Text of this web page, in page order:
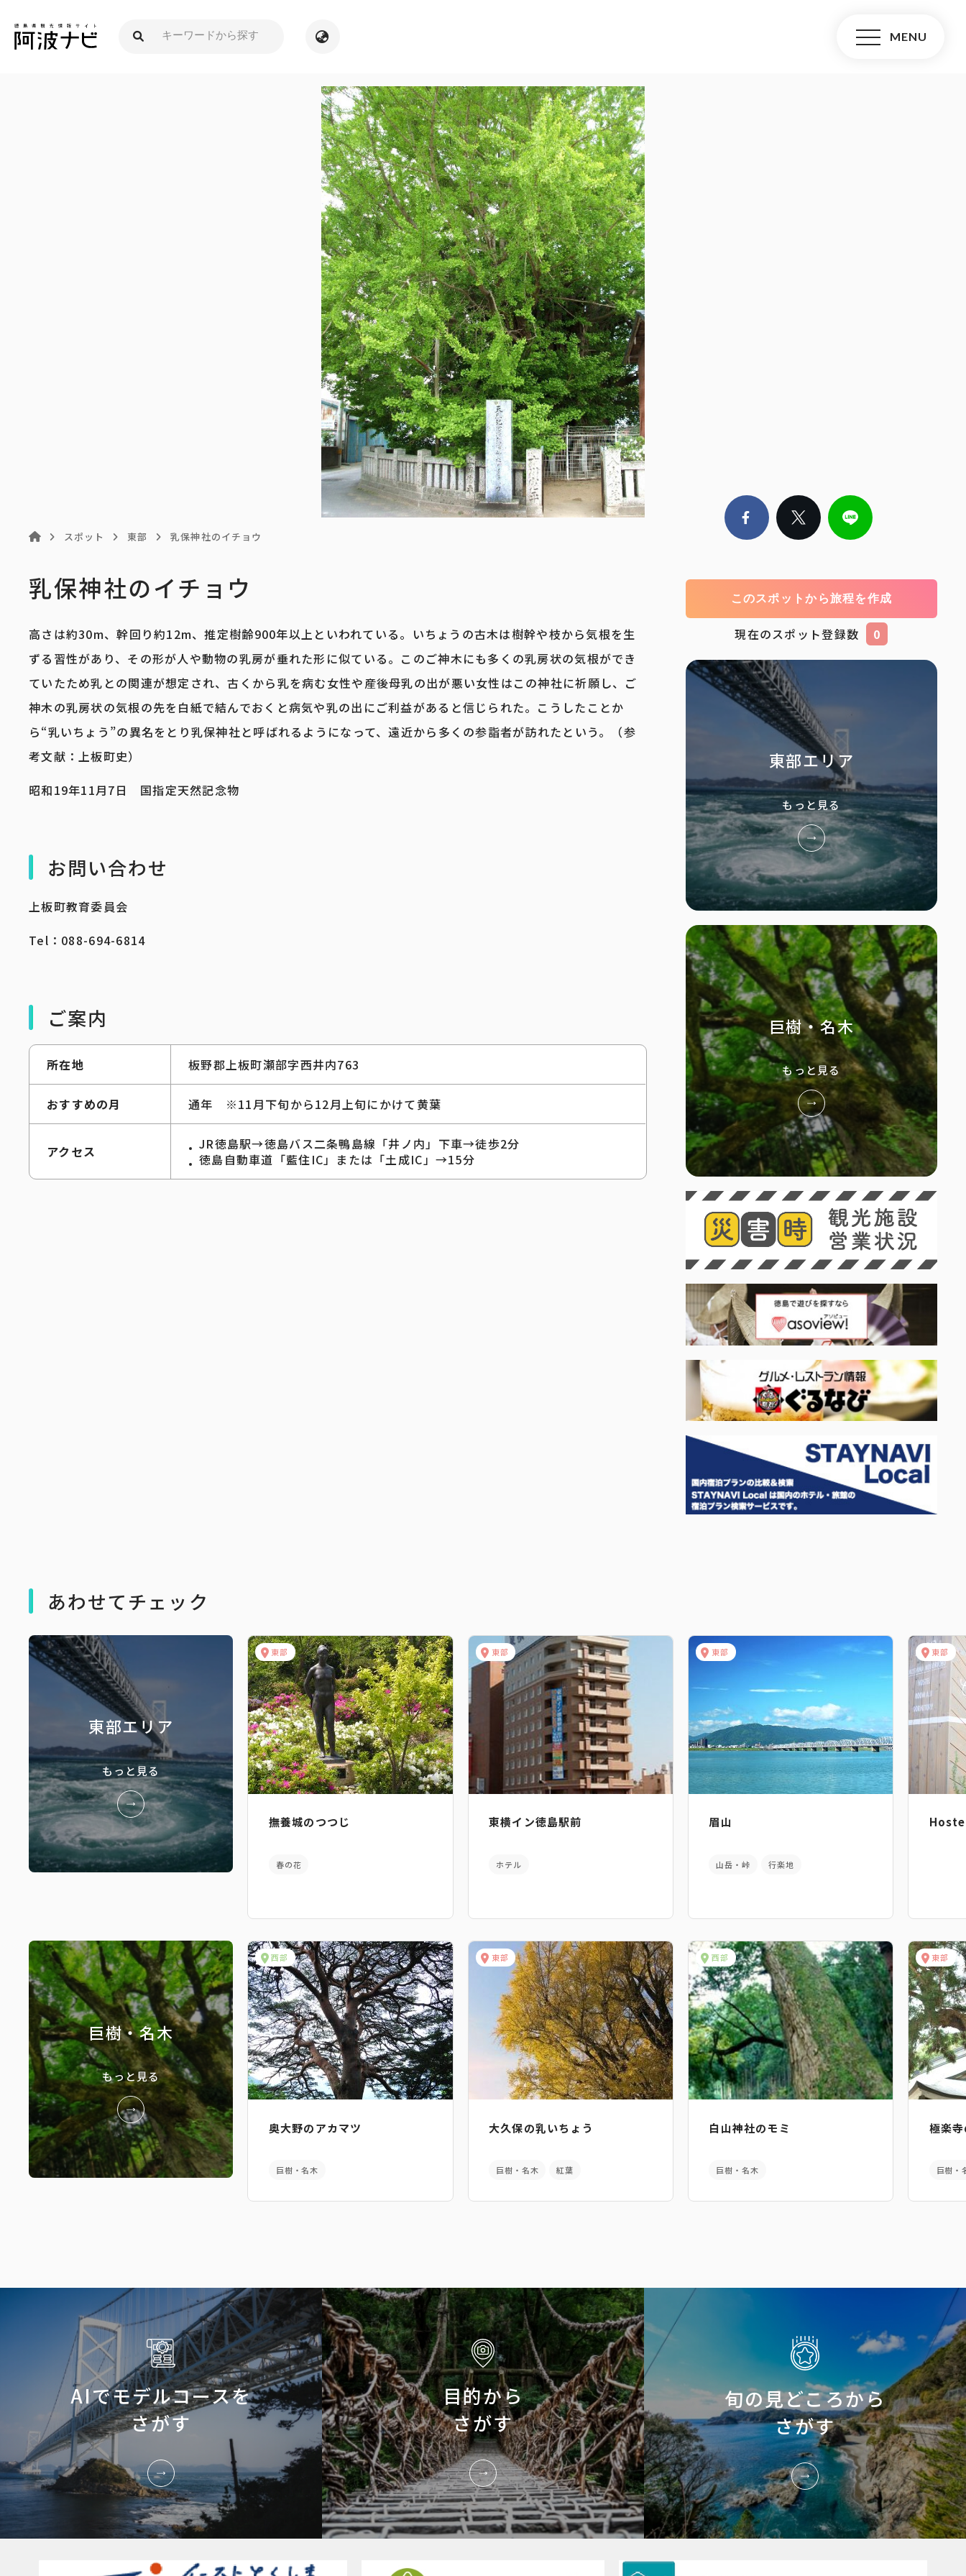
スポット 東部 乳保神社のイチョウ
乳保神社のイチョウ
高さは約30m、幹回り約12m、推定樹齢900年以上といわれている。いちょうの古木は樹幹や枝から気根を生
ずる習性があり、その形が人や動物の乳房が垂れた形に似ている。このご神木にも多くの乳房状の気根ができ
ていたため乳との関連が想定され、古くから乳を病む女性や産後母乳の出が悪い女性はこの神社に祈願し、ご
神木の乳房状の気根の先を白紙で結んでおくと病気や乳の出にご利益があると信じられた。こうしたことか
ら“乳いちょう”の異名をとり乳保神社と呼ばれるようになって、遠近から多くの参詣者が訪れたという。（参
考文献：上板町史）
昭和19年11月7日 国指定天然記念物
お問い合わせ
上板町教育委員会
Tel：088-694-6814
ご案内
所在地 板野郡上板町瀬部字西井内763
おすすめの月 通年 ※11月下旬から12月上旬にかけて黄葉
アクセス
JR徳島駅→徳島バス二条鴨島線「井ノ内」下車→徒歩2分
徳島自動車道「藍住IC」または「土成IC」→15分
このスポットから旅程を作成
現在のスポット登録数 0
東部エリア
もっと見る
巨樹・名木
もっと見る
あわせてチェック
東部エリア
もっと見る
東部
撫養城のつつじ
春の花
東部
東横イン徳島駅前
ホテル
東部
眉山
山岳・峠 行楽地
東部
巨樹・名木
もっと見る
西部
奥大野のアカマツ
巨樹・名木
東部
大久保の乳いちょう
巨樹・名木 紅葉
西部
白山神社のモミ
巨樹・名木
東部
極楽
巨樹・
AIでモデルコースを
さがす
目的から
さがす
旬の見どころから
さがす